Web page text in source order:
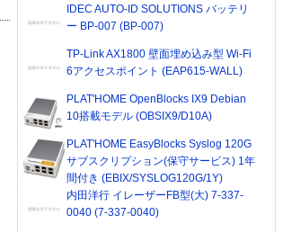
IDEC AUTO-ID SOLUTIONS バッテリ
ー BP-007 (BP-007)
TP-Link AX1800 壁面埋め込み型 Wi-Fi
6アクセスポイント (EAP615-WALL)
PLAT'HOME OpenBlocks IX9 Debian
10搭載モデル (OBSIX9/D10A)
PLAT'HOME EasyBlocks Syslog 120G
サブスクリプション(保守サービス) 1年
間付き (EBIX/SYSLOG120G/1Y)
内田洋行 イレーザーFB型(大) 7-337-
0040 (7-337-0040)